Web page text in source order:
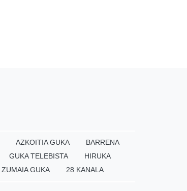
AZKOITIA GUKA
BARRENA
GUKA TELEBISTA
HIRUKA
ZUMAIA GUKA 28 KANALA